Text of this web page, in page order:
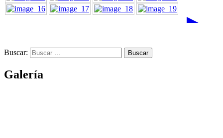
►
Buscar:
Galería